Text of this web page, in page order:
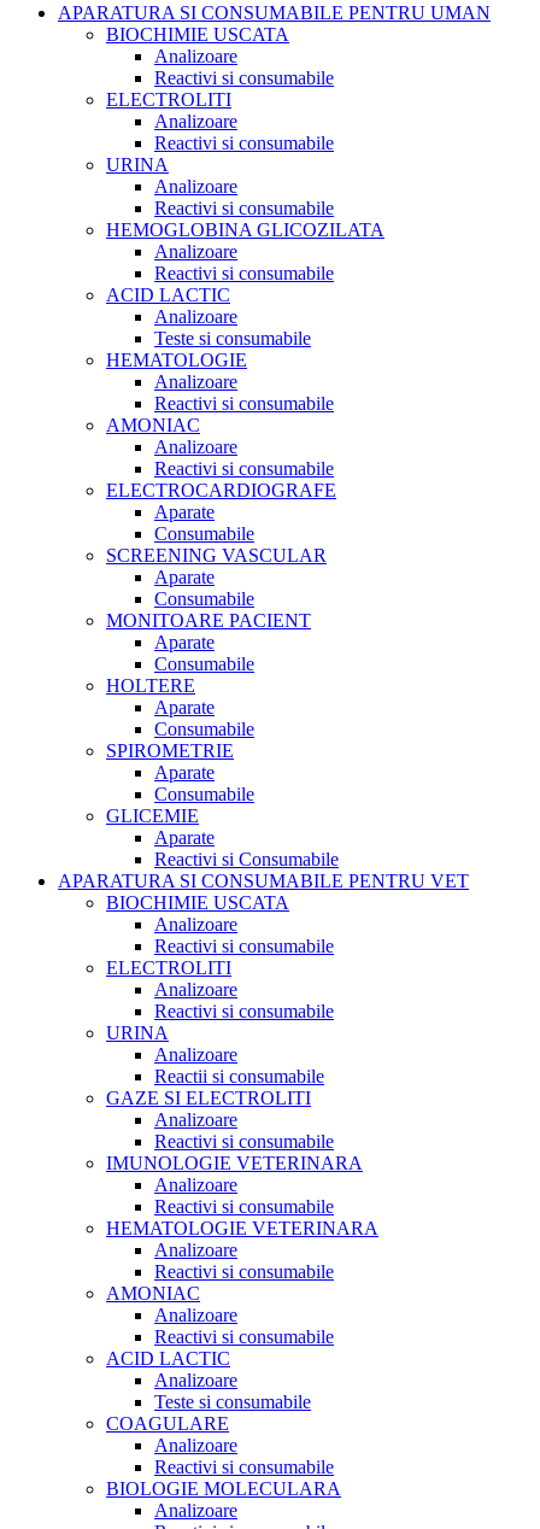
APARATURA SI CONSUMABILE PENTRU UMAN
BIOCHIMIE USCATA
Analizoare
Reactivi si consumabile
ELECTROLITI
Analizoare
Reactivi si consumabile
URINA
Analizoare
Reactivi si consumabile
HEMOGLOBINA GLICOZILATA
Analizoare
Reactivi si consumabile
ACID LACTIC
Analizoare
Teste si consumabile
HEMATOLOGIE
Analizoare
Reactivi si consumabile
AMONIAC
Analizoare
Reactivi si consumabile
ELECTROCARDIOGRAFE
Aparate
Consumabile
SCREENING VASCULAR
Aparate
Consumabile
MONITOARE PACIENT
Aparate
Consumabile
HOLTERE
Aparate
Consumabile
SPIROMETRIE
Aparate
Consumabile
GLICEMIE
Aparate
Reactivi si Consumabile
APARATURA SI CONSUMABILE PENTRU VET
BIOCHIMIE USCATA
Analizoare
Reactivi si consumabile
ELECTROLITI
Analizoare
Reactivi si consumabile
URINA
Analizoare
Reactii si consumabile
GAZE SI ELECTROLITI
Analizoare
Reactivi si consumabile
IMUNOLOGIE VETERINARA
Analizoare
Reactivi si consumabile
HEMATOLOGIE VETERINARA
Analizoare
Reactivi si consumabile
AMONIAC
Analizoare
Reactivi si consumabile
ACID LACTIC
Analizoare
Teste si consumabile
COAGULARE
Analizoare
Reactivi si consumabile
BIOLOGIE MOLECULARA
Analizoare